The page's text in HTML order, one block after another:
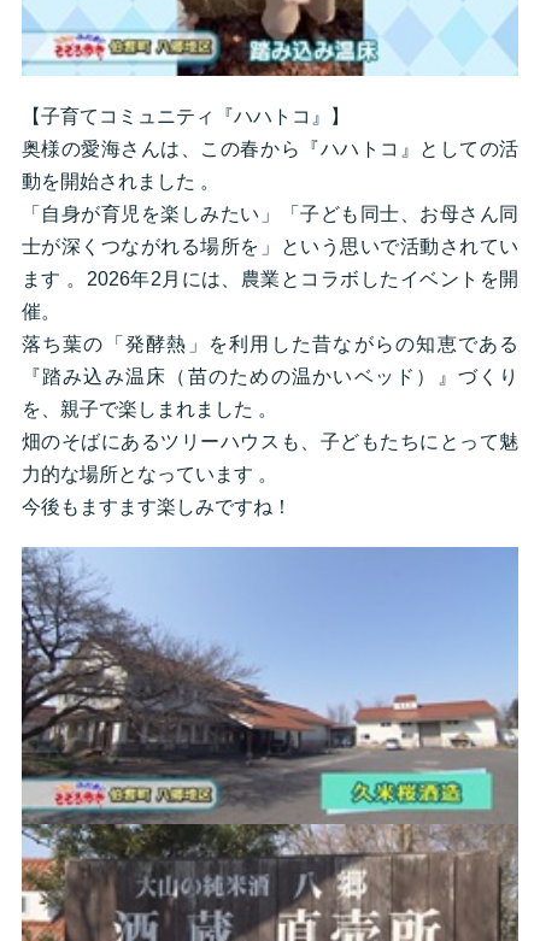
【子育てコミュニティ『ハハトコ』】
奥様の愛海さんは、この春から『ハハトコ』としての活
動を開始されました 。
「自身が育児を楽しみたい」「子ども同士、お母さん同
士が深くつながれる場所を」という思いで活動されてい
ます 。2026年2月には、農業とコラボしたイベントを開
催。
落ち葉の「発酵熱」を利用した昔ながらの知恵である
『踏み込み温床（苗のための温かいベッド）』づくり
を、親子で楽しまれました 。
畑のそばにあるツリーハウスも、子どもたちにとって魅
力的な場所となっています 。
今後もますます楽しみですね！